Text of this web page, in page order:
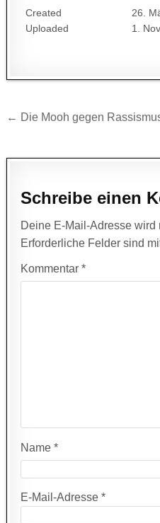
Created
26.
Uploaded
1.
← Die Mooh gegen
Schreibe einen
Deine E-Mail-Adresse wird
Erforderliche Felder sind
Kommentar*
Name*
E-Mail-Adresse*